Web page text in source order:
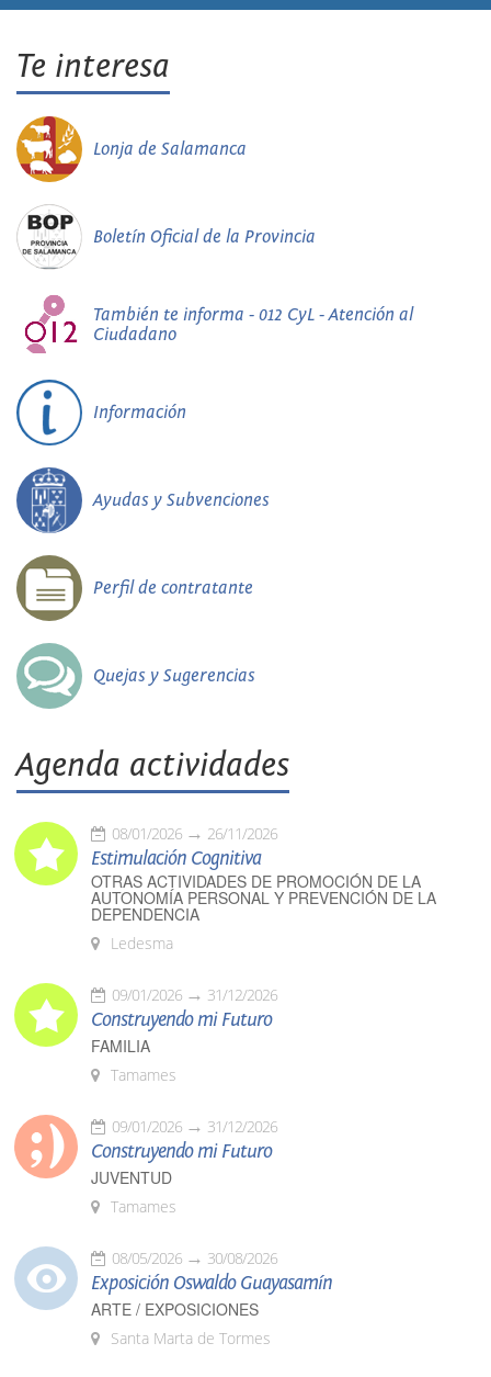
Te interesa
Lonja de Salamanca
Boletín Oficial de la Provincia
También te informa - 012 CyL - Atención al
Ciudadano
Información
Ayudas y Subvenciones
Perfil de contratante
Quejas y Sugerencias
Agenda actividades
08/01/2026 26/11/2026
Estimulación Cognitiva
OTRAS ACTIVIDADES DE PROMOCIÓN DE LA
AUTONOMÍA PERSONAL Y PREVENCIÓN DE LA
DEPENDENCIA
Ledesma
09/01/2026 31/12/2026
Construyendo mi Futuro
FAMILIA
Tamames
09/01/2026 31/12/2026
Construyendo mi Futuro
JUVENTUD
Tamames
08/05/2026 30/08/2026
Exposición Oswaldo Guayasamín
ARTE / EXPOSICIONES
Santa Marta de Tormes